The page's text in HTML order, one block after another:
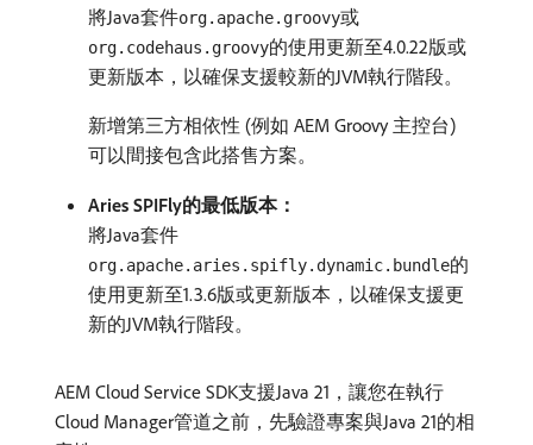
將Java套件org.apache.groovy或
org.codehaus.groovy的使用更新至4.0.22版或
更新版本，以確保支援較新的JVM執行階段。
新增第三方相依性 (例如 AEM Groovy 主控台)
可以間接包含此搭售方案。
Aries SPIFly的最低版本：
將Java套件
org.apache.aries.spifly.dynamic.bundle的
使用更新至1.3.6版或更新版本，以確保支援更
新的JVM執行階段。
AEM Cloud Service SDK支援Java 21，讓您在執行
Cloud Manager管道之前，先驗證專案與Java 21的相